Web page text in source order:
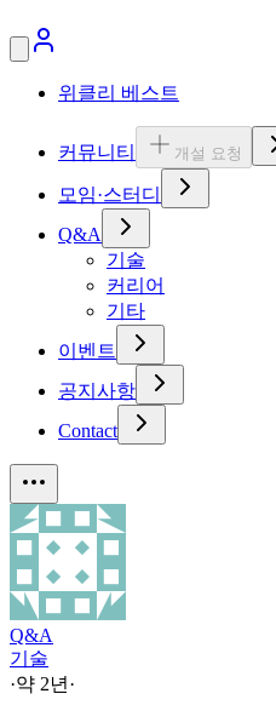
위클리 베스트
커뮤니티 개설 요청
모임·스터디
Q&A
기술
커리어
기타
이벤트
공지사항
Contact
Q&A
기술
·약 2년 ·